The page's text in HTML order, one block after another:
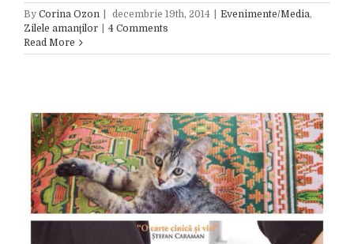
By Corina Ozon decembrie 19th, 2014 Evenimente/Media,
Zilele amanţilor
4 Comments
Read More